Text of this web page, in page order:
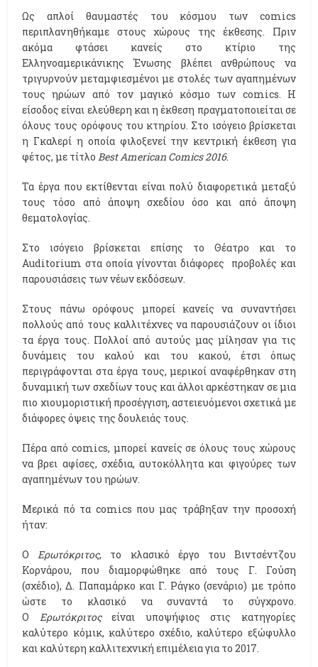
Ως απλοί θαυμαστές του κόσμου των comics
περιπλανηθήκαμε στους χώρους της έκθεσης. Πριν
ακόμα φτάσει κανείς στο κτίριο της
Ελληνοαμερικάνικης Ένωσης βλέπει ανθρώπους να
τριγυρνούν μεταμφιεσμένοι με στολές των αγαπημένων
τους ηρώων από τον μαγικό κόσμο των comics. Η
είσοδος είναι ελεύθερη και η έκθεση πραγματοποιείται σε
όλους τους ορόφους του κτηρίου. Στο ισόγειο βρίσκεται
η Γκαλερί η οποία φιλοξενεί την κεντρική έκθεση για
φέτος, με τίτλοBest American Comics 2016.
Τα έργα που εκτίθενται είναι πολύ διαφορετικά μεταξύ
τους τόσο από άποψη σχεδίου όσο και από άποψη
θεματολογίας.
Στο ισόγειο βρίσκεται επίσης το Θέατρο και το
Auditorium στα οποία γίνονται διάφορες προβολές και
παρουσιάσεις των νέων εκδόσεων.
Στους πάνω ορόφους μπορεί κανείς να συναντήσει
πολλούς από τους καλλιτέχνες να παρουσιάζουν οι ίδιοι
τα έργα τους. Πολλοί από αυτούς μας μίλησαν για τις
δυνάμεις του καλού και του κακού, έτσι όπως
περιγράφονται στα έργα τους, μερικοί αναφέρθηκαν στη
δυναμική των σχεδίων τους και άλλοι αρκέστηκαν σε μια
πιο χιουμοριστική προσέγγιση, αστειευόμενοι σχετικά με
διάφορες όψεις της δουλειάς τους.
Πέρα από comics, μπορεί κανείς σε όλους τους χώρους
να βρει αφίσες, σχέδια, αυτοκόλλητα και φιγούρες των
αγαπημένων του ηρώων.
Μερικά πό τα comics που μας τράβηξαν την προσοχή
ήταν:
ΟΕρωτόκριτος, το κλασικό έργο του Βιντσέντζου
Κορνάρου, που διαμορφώθηκε από τους Γ. Γούση
(σχέδιο), Δ. Παπαμάρκο και Γ. Ράγκο (σενάριο) με τρόπο
ώστε το κλασικό να συναντά το σύγχρονο.
Ο Ερωτόκριτοςείναι υποψήφιος στις κατηγορίες
καλύτερο κόμικ, καλύτερο σχέδιο, καλύτερο εξώφυλλο
και καλύτερη καλλιτεχνική επιμέλεια για το 2017.